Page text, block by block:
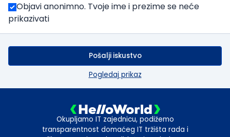
Objavi anonimno. Tvoje ime i prezime se neće
prikazivati
Pošalji iskustvo
Pogledaj prikaz
Okupljamo IT zajednicu, podižemo
transparentnost domaćeg IT tržišta rada i